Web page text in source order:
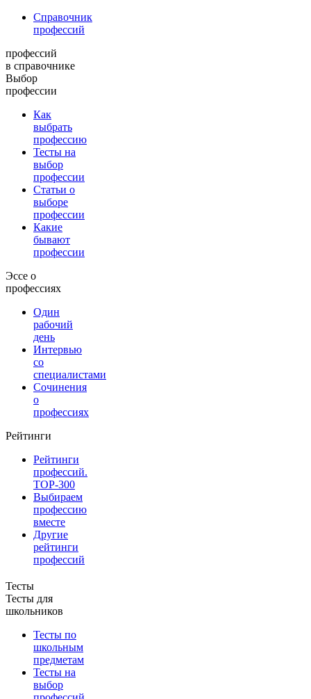
Справочник
профессий
профессий
в справочнике
Выбор
профессии
Как
выбрать
профессию
Тесты на
выбор
профессии
Статьи о
выборе
профессии
Какие
бывают
профессии
Эссе о
профессиях
Один
рабочий
день
Интервью
со
специалистами
Сочинения
о
профессиях
Рейтинги
Рейтинги
профессий.
TOP-300
Выбираем
профессию
вместе
Другие
рейтинги
профессий
Тесты
Тесты для
школьников
Тесты по
школьным
предметам
Тесты на
выбор